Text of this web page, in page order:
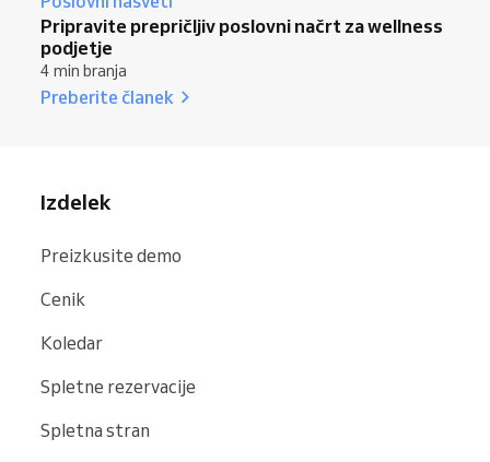
Pripravite prepričljiv poslovni načrt za wellness
podjetje
4 min branja
Preberite članek
Izdelek
Preizkusite demo
Cenik
Koledar
Spletne rezervacije
Spletna stran